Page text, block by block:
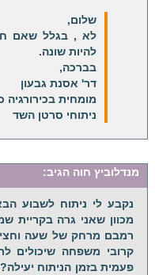
שלום,
לא , בגלל שאם
להיות שונה.
בברכה,
דר' אסנת גבעון
מומחית בכירורגיה
ניתוחי סרטן השד
מנדלוביץ חוה הגיב:
נקבע לי ניתוח לשבוע
מכוון שאני גרה בקריית
רמבם מרחק של שעה וחצי
קרובי משפחה שיכולים
פעמית בזמן הניתוח